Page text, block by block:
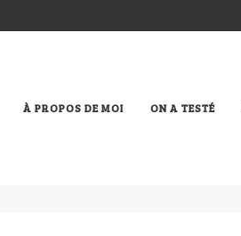
À PROPOS DE MOI ON A TESTÉ